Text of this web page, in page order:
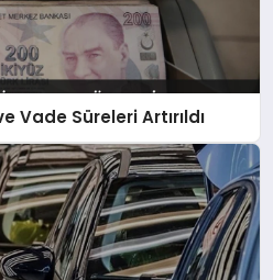
Vade Süreleri Artırıldı